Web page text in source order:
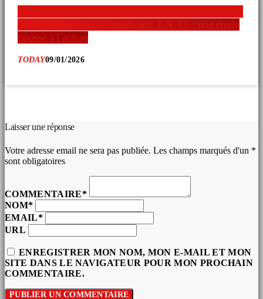
chez les nouveaux arrivants aux T.N.-O. : une étude
pousse à l’action
TODAY09/01/2026
Laisser une réponse
Votre adresse email ne sera pas publiée. Les champs marqués d'un *
sont obligatoires
COMMENTAIRE*
NOM*
EMAIL*
URL
ENREGISTRER MON NOM, MON E-MAIL ET MON
SITE DANS LE NAVIGATEUR POUR MON PROCHAIN
COMMENTAIRE.